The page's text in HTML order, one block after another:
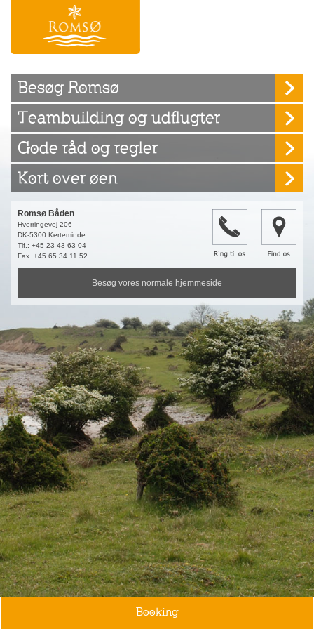
Besøg Romsø
Teambuilding og udflugter
Gode råd og regler
Kort over øen
Romsø Båden
Hverringevej 206
DK-5300 Kerteminde
Tlf.: +45 23 43 63 04
Fax. +45 65 34 11 52
Besøg vores normale hjemmeside
Booking